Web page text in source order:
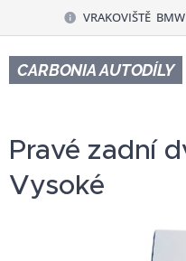
VRAKOVIŠTĚ
CARBONIA AUTODÍLY
Pravé zadní
Vysoké